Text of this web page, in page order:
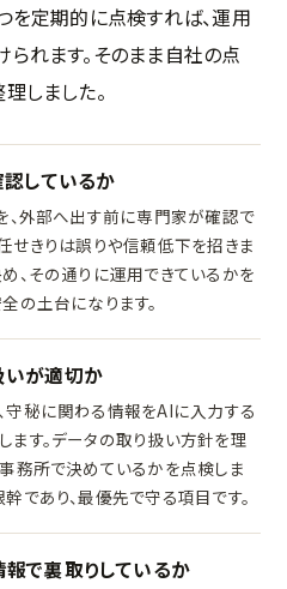
を定期的に点検すれば、運用
れます。そのまま自社の点
しました。
しているか
、外部へ出す前に専門家が確認で
せきりは誤りや信頼低下を招きま
、その通りに運用できているかを
の土台になります。
いが適切か
守秘に関わる情報をAIに入力する
す。データの取り扱い方針を理
務所で決めているかを点検しま
であり、最優先で守る項目です。
で裏取りしているか